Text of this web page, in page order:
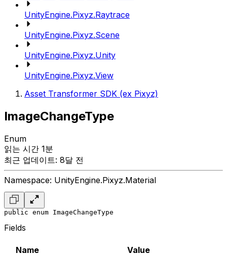
UnityEngine.Pixyz.Raytrace
UnityEngine.Pixyz.Scene
UnityEngine.Pixyz.Unity
UnityEngine.Pixyz.View
Asset Transformer SDK (ex Pixyz)
ImageChangeType
Enum
읽는 시간 1분
최근 업데이트: 8달 전
Namespace: UnityEngine.Pixyz.Material
public enum ImageChangeType
Fields
Name Value